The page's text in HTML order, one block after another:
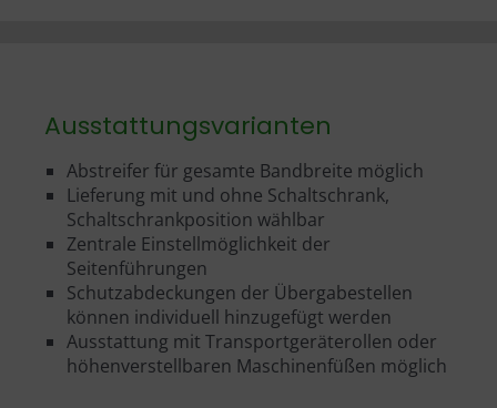
Ausstattungsvarianten
Abstreifer für gesamte Bandbreite möglich
Lieferung mit und ohne Schaltschrank,
Schaltschrankposition wählbar
Zentrale Einstellmöglichkeit der
Seitenführungen
Schutzabdeckungen der Übergabestellen
können individuell hinzugefügt werden
Ausstattung mit Transportgeräterollen oder
höhenverstellbaren Maschinenfüßen möglich